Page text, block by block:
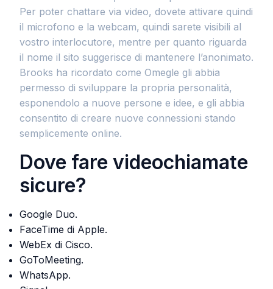
Per poter chattare via video, dovete attivare quindi
il microfono e la webcam, quindi sarete visibili al
vostro interlocutore, mentre per quanto riguarda
il nome il sito suggerisce di mantenere l’anonimato.
Brooks ha ricordato come Omegle gli abbia
permesso di sviluppare la propria personalità,
esponendolo a nuove persone e idee, e gli abbia
consentito di creare nuove connessioni stando
semplicemente online.
Dove fare videochiamate
sicure?
Google Duo.
FaceTime di Apple.
WebEx di Cisco.
GoToMeeting.
WhatsApp.